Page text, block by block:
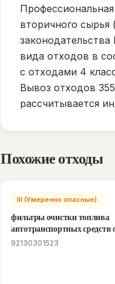
вторичного
вида отходов в
с отходами 4
Вывоз отходов
рассчитывается
Похожие отходы
III (Умеренно опасные)
фильтры очистки топлива
автотранспортных средств
92130301523